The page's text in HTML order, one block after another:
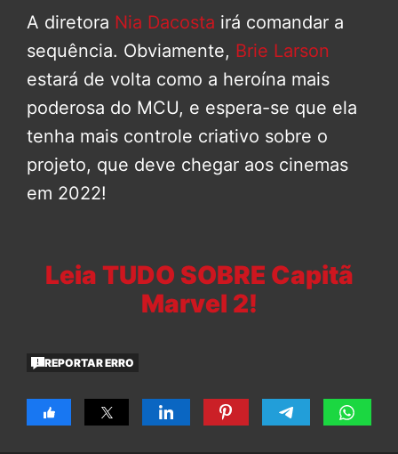
A diretora Nia Dacosta irá comandar a
sequência. Obviamente, Brie Larson
estará de volta como a heroína mais
poderosa do MCU, e espera-se que ela
tenha mais controle criativo sobre o
projeto, que deve chegar aos cinemas
em 2022!
Leia TUDO SOBRE Capitã
Marvel 2!
REPORTAR ERRO